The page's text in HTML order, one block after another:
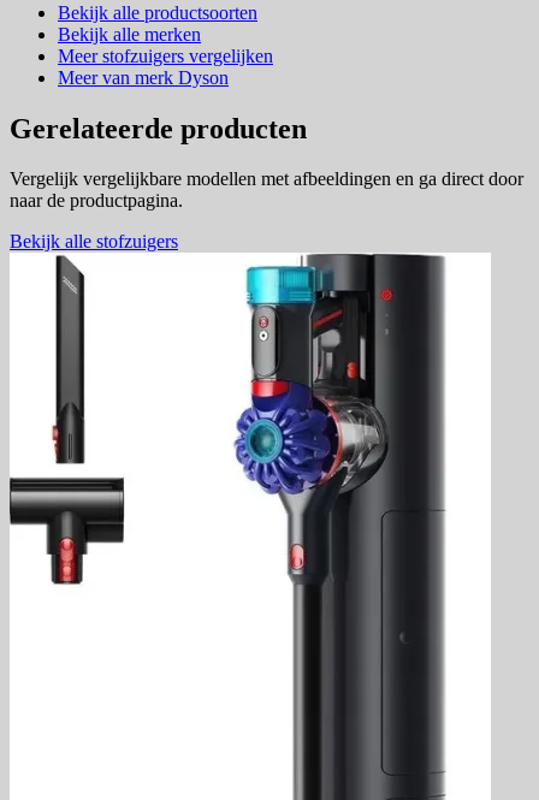
Bekijk alle productsoorten
Bekijk alle merken
Meer stofzuigers vergelijken
Meer van merk Dyson
Gerelateerde producten
Vergelijk vergelijkbare modellen met afbeeldingen en ga direct door
naar de productpagina.
Bekijk alle stofzuigers